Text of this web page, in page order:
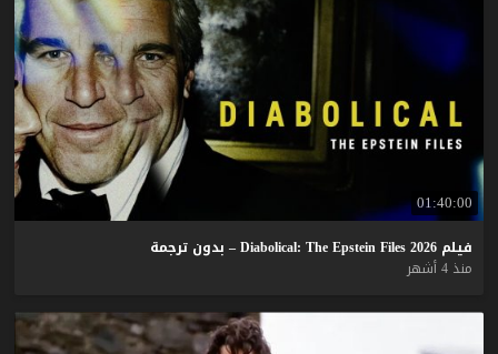
01:40:00
فيلم Diabolical: The Epstein Files 2026
– بدون ترجمة
منذ 4 أشهر